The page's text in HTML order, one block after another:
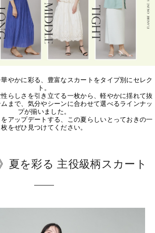
やかに彩る、豊富なスカートをタイプ別にセレク
ト。
らしさを引き立てる一枚から、軽やかに揺れて抜
まで、気分やシーンに合わせて選べるラインナッ
プが揃いました。
アップデートする、この夏らしいとっておきの一
枚をぜひ見つけてください。
》夏を彩る 主役級柄スカート